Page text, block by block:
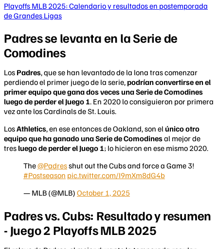
Playoffs MLB 2025: Calendario y resultados en postemporada
de Grandes Ligas
Padres se levanta en la Serie de
Comodines
Los Padres, que se han levantado de la lona tras comenzar
perdiendo el primer juego de la serie, podrían convertirse en el
primer equipo que gana dos veces una Serie de Comodines
luego de perder el Juego 1. En 2020 lo consiguieron por primera
vez ante los Cardinals de St. Louis.
LosAthletics, en ese entonces de Oakland, son elúnico otro
equipo que ha ganado una Serie de Comodinesal mejor de
tres luego de perder el Juego 1; lo hicieron en ese mismo 2020.
The@Padresshut out the Cubs and force a Game 3!
#Postseason pic.twitter.com/I9mXm8dG4b
— MLB (@MLB) October 1, 2025
Padres vs. Cubs: Resultado y resumen
- Juego 2 Playoffs MLB 2025